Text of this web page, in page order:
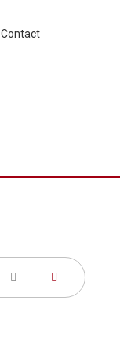
Contact